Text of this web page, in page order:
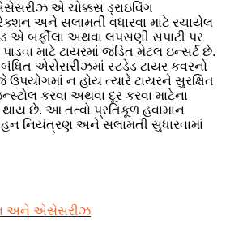
એ ચોક્કસ ડ્રાઇવિંગ
અને સલામતી વધારવા માટે રચાયેલ
એ બર્ફીલા અથવા લપસણી સપાટી પર
પાડવા માટે ટાયરમાં જડિત મેટલ ઇન્સર્ટ છે.
એસેસરીઝમાં સ્ટડેડ ટાયર કવરનો
ન હોય ત્યારે ટાયરને સુરક્ષિત
કરવા અથવા દૂર કરવા માટેના
થાય છે. આ તત્વો પ્રતિકૂળ હવામાન
નિયંત્રણ અને સલામતી સુધારવામાં
અને એસેસરીઝ